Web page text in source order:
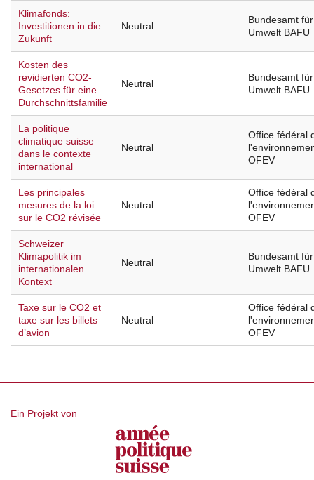
Klimafonds:
Investitionen in die
Zukunft
Neutral
Bundesamt für
Umwelt BAFU
Kosten des
revidierten CO2-
Gesetzes für eine
Durchschnittsfamilie
Neutral
Bundesamt für
Umwelt BAFU
La politique
climatique suisse
dans le contexte
international
Neutral
Office fédéral
OFEV
Les principales
mesures de la loi
sur le CO2 révisée
Neutral
Office fédéral
OFEV
Schweizer
Klimapolitik im
internationalen
Kontext
Neutral
Bundesamt für
Umwelt BAFU
Taxe sur le CO2 et
taxe sur les billets
d’avion
Neutral
Office fédéral
OFEV
Ein Projekt von